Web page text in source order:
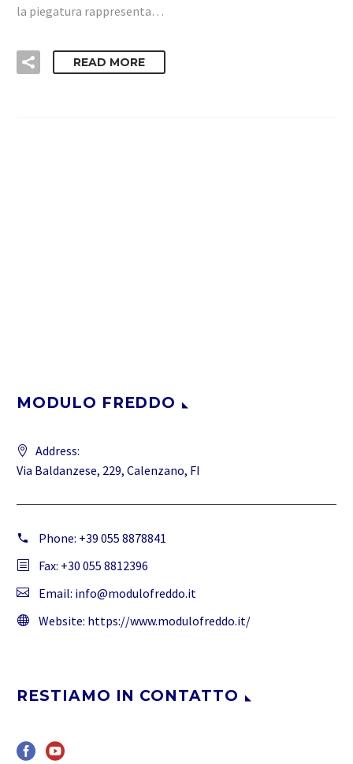
la piegatura rappresenta…
READ MORE
MODULO FREDDO
Address:
Via Baldanzese, 229, Calenzano, FI
Phone: +39 055 8878841
Fax: +30 055 8812396
Email: info@modulofreddo.it
Website: https://www.modulofreddo.it/
RESTIAMO IN CONTATTO